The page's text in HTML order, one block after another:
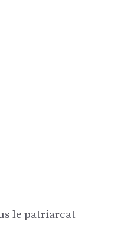
le patriarcat